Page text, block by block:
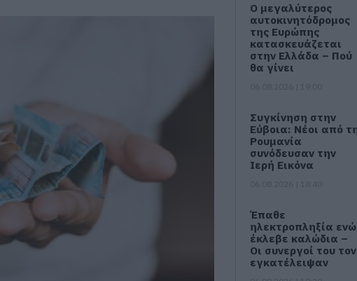
Ο μεγαλύτερος
αυτοκινητόδρομος
της Ευρώπης
κατασκευάζεται
στην Ελλάδα – Πού
θα γίνει
Συγκίνηση στην
Εύβοια: Νέοι από
Ρουμανία
συνόδευσαν την
Ιερή Εικόνα
Έπαθε
ηλεκτροπληξία ενώ
έκλεβε καλώδια –
Οι συνεργοί του τον
εγκατέλειψαν